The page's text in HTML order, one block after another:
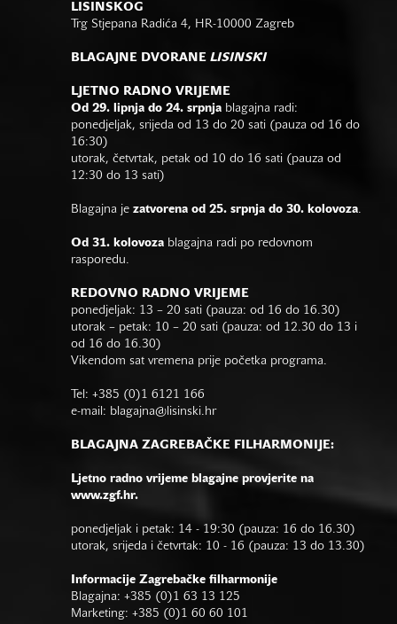
LISINSKOG
Trg Stjepana Radića 4, HR-10000 Zagreb
BLAGAJNE DVORANE LISINSKI
LJETNO RADNO VRIJEME
Od 29. lipnja do 24. srpnja blagajna radi:
ponedjeljak, srijeda od 13 do 20 sati (pauza od 16 do
16:30)
utorak, četvrtak, petak od 10 do 16 sati (pauza od
12:30 do 13 sati)
Blagajna je zatvorena od 25. srpnja do 30. kolovoza.
Od 31. kolovoza blagajna radi po redovnom
rasporedu.
REDOVNO RADNO VRIJEME
ponedjeljak: 13 – 20 sati (pauza: od 16 do 16.30)
utorak – petak: 10 – 20 sati (pauza: od 12.30 do 13 i
od 16 do 16.30)
Vikendom sat vremena prije početka programa.
Tel: +385 (0)1 6121 166
e-mail: blagajna@lisinski.hr
BLAGAJNA ZAGREBAČKE FILHARMONIJE:
Ljetno radno vrijeme blagajne provjerite na
www.zgf.hr.
ponedjeljak i petak: 14 - 19:30 (pauza: 16 do 16.30)
utorak, srijeda i četvrtak: 10 - 16 (pauza: 13 do 13.30)
Informacije Zagrebačke filharmonije
Blagajna: +385 (0)1 63 13 125
Marketing: +385 (0)1 60 60 101